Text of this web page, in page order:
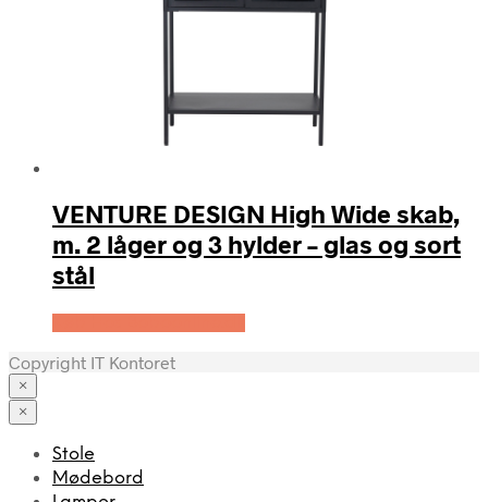
VENTURE DESIGN High Wide skab,
m. 2 låger og 3 hylder – glas og sort
stål
Copyright IT Kontoret
×
×
Stole
Mødebord